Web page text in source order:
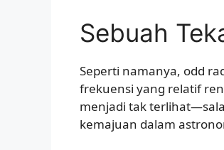
Sebuah
Seperti namanya, odd
frekuensi yang relatif
menjadi tak
kemajuan dalam